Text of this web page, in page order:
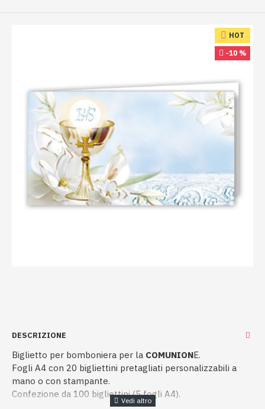
HOT
-10 %
DESCRIZIONE
Biglietto per bomboniera per la COMUNIONE.
Fogli A4 con 20 bigliettini pretagliati personalizzabili a
mano o con stampante.
Confezione da 100 bigliettini (5 fogli A4).